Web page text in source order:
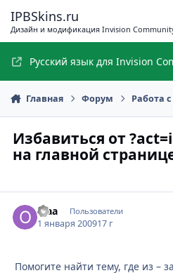
IPBSkins.ru
Дизайн и модификация Invision
Русский язык для Invision
Главная Форум Работа
Избавиться от
на главной
olaa Пользователи
1 января 200917 г
Помогите найти тему, где из –